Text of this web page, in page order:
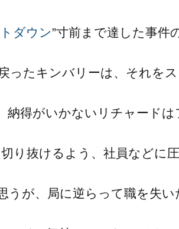
ダウン”寸前まで達した事件
ったキンバリーは、それをス
納得がいかないリチャードは
り抜けるよう、社員などに圧
うが、局に逆らって職を失い